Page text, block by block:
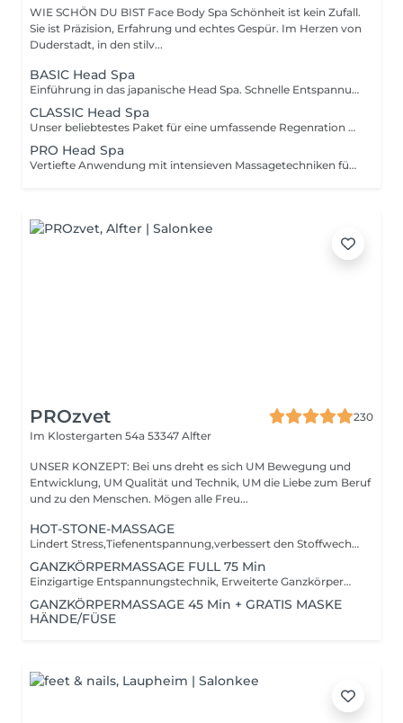
WIE SCHÖN DU BIST Face Body Spa Schönheit ist kein Zufall.
Sie ist Präzision, Erfahrung und echtes Gespür. Im Herzen von
Duderstadt, in den stilv...
BASIC Head Spa
Einführung in das japanische Head Spa. Schnelle Entspannung für zwischendurch.
CLASSIC Head Spa
Unser beliebtestes Paket für eine umfassende Regenration von Kopfhaut und Geist.
PRO Head Spa
Vertiefte Anwendung mit intensieven Massagetechniken für maximale Stresslinderung.
PROzvet
230
Im Klostergarten 54a 53347 Alfter
UNSER KONZEPT: Bei uns dreht es sich UM Bewegung und
Entwicklung, UM Qualität und Technik, UM die Liebe zum Beruf
und zu den Menschen. Mögen alle Freu...
HOT-STONE-MASSAGE
Lindert Stress,Tiefenentspannung,verbessert den Stoffwechsel
GANZKÖRPERMASSAGE FULL 75 Min
Einzigartige Entspannungstechnik, Erweiterte Ganzkörpermassage.
GANZKÖRPERMASSAGE 45 Min + GRATIS MASKE
HÄNDE/FÜSE